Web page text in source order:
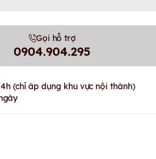
Gọi hỗ trợ
0904.904.295
(chỉ áp dụng khu vực nội thành)